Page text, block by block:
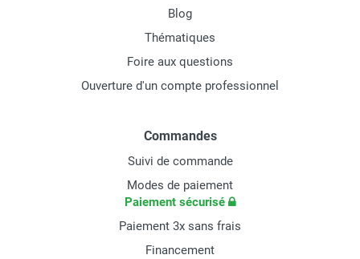
Blog
Thématiques
Foire aux questions
Ouverture d'un compte professionnel
Commandes
Suivi de commande
Modes de paiement
Paiement sécurisé
Paiement 3x sans frais
Financement